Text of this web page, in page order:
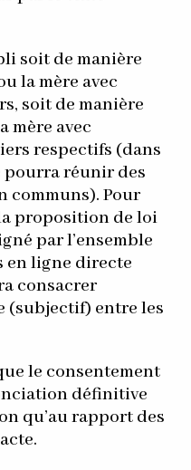
soit de manière
la mère avec
soit de manière
mère avec
respectifs (dans
pourra réunir des
communs). Pour
proposition de loi
par l’ensemble
en ligne directe
consacrer
(subjectif) entre les
le consentement
définitive
qu’au rapport des